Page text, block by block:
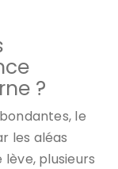
?
le
les aléas
plusieurs